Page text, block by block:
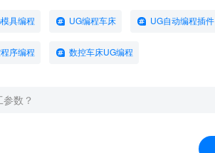
具编程 UG编程车床 UG自动编程插件
序编程 数控车床UG编程
数？